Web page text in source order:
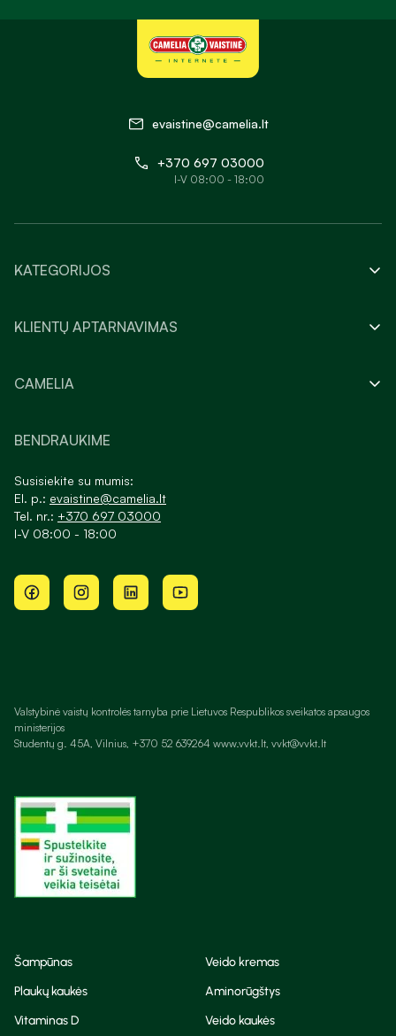
evaistine@camelia.lt
+370 697 03000
I-V 08:00 - 18:00
KATEGORIJOS
KLIENTŲ APTARNAVIMAS
CAMELIA
BENDRAUKIME
Susisiekite su mumis:
El. p.: evaistine@camelia.lt
Tel. nr.: +370 697 03000
I-V 08:00 - 18:00
Valstybinė vaistų kontrolės tarnyba prie Lietuvos Respublikos sveikatos apsaugos
ministerijos
Studentų g. 45A, Vilnius, +370 52 639264 www.vvkt.lt, vvkt@vvkt.lt
Šampūnas
Veido kremas
Plaukų kaukės
Aminorūgštys
Vitaminas D
Veido kaukės